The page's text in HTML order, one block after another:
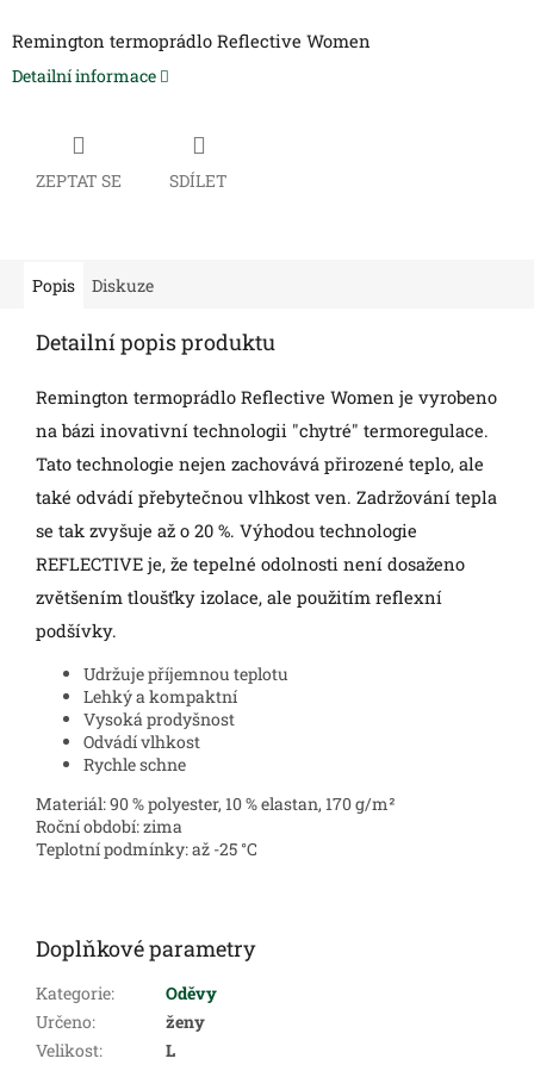
Remington termoprádlo Reflective Women
Detailní informace
ZEPTAT SE SDÍLET
Popis Diskuze
Detailní popis produktu
Remington termoprádlo Reflective Women je vyrobeno
na bázi inovativní technologii "chytré" termoregulace.
Tato technologie nejen zachovává přirozené teplo, ale
také odvádí přebytečnou vlhkost ven. Zadržování tepla
se tak zvyšuje až o 20 %. Výhodou technologie
REFLECTIVE je, že tepelné odolnosti není dosaženo
zvětšením tloušťky izolace, ale použitím reflexní
podšívky.
Udržuje příjemnou teplotu
Lehký a kompaktní
Vysoká prodyšnost
Odvádí vlhkost
Rychle schne
Materiál: 90 % polyester, 10 % elastan, 170 g/m²
Roční období: zima
Teplotní podmínky: až -25 °C
Doplňkové parametry
Kategorie:
Oděvy
Určeno:
ženy
Velikost:
L